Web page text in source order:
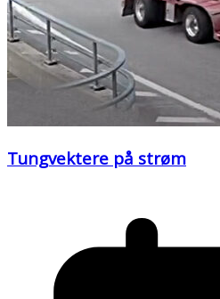
Tungvektere på strøm